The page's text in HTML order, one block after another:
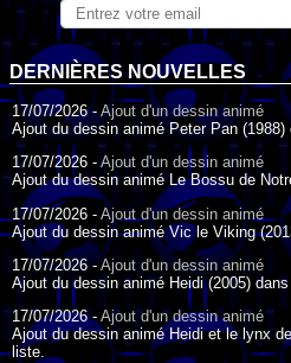
DERNIÈRES NOUVELLES
17/07/2026 -Ajout d'un dessin animé
Ajout du dessin animé Peter Pan (1988)
17/07/2026 - Ajout d'un dessin animé
Ajout du dessin animé Le Bossu de
17/07/2026 - Ajout d'un dessin animé
Ajout du dessin animé Vic le Viking
17/07/2026 -Ajout d'un dessin animé
Ajout du dessin animé Heidi (2005) dans
17/07/2026 - Ajout d'un dessin animé
Ajout du dessin animé Heidi et le lynx
liste.